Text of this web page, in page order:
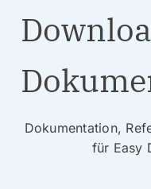
Dokumentation,
für Easy